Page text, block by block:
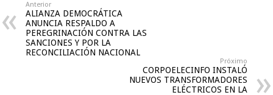
Anterior
ALIANZA DEMOCRÁTICA
ANUNCIA RESPALDO A
PEREGRINACIÓN CONTRA LAS
SANCIONES Y POR LA
RECONCILIACIÓN NACIONAL
Próximo
CORPOELECINFO INSTALÓ
NUEVOS TRANSFORMADORES
ELÉCTRICOS EN LA